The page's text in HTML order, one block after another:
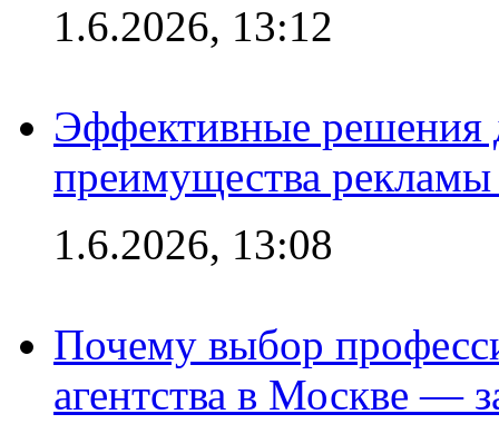
1.6.2026, 13:12
Эффективные решения
преимущества рекламы
1.6.2026, 13:08
Почему выбор
агентства в Москве —